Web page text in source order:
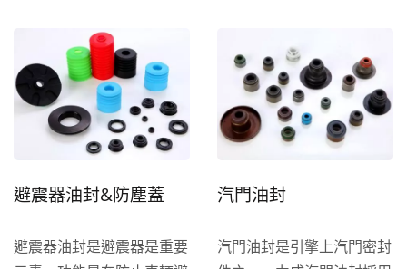
避震器油封&防塵蓋
避震器油封是避震器是重要
汽門油封
汽門油封是引擎上汽門密封